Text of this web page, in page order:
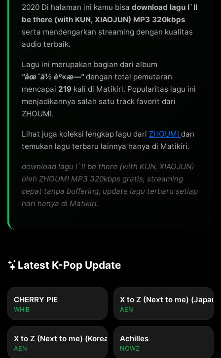
2020 Di halaman ini kamu bisa download lagu I`ll
be there (with KUN, XIAOJUN) MP3 320kbps
serta mendengarkan streaming dengan kualitas
audio terbaik.
Lagu ini merupakan bagian dari album
"åœ¨ä½ èº«æ—"dengan total pemutaran
mencapai 219 kali di Matikiri. Popularitas lagu ini
menjadikannya salah satu track favorit dari
ZHOUMI.
Lihat juga koleksi lengkap lagu dari ZHOUMI dan
temukan lagu terbaru lainnya hanya di Matikiri.
download lagu I`ll be there (with KUN, XIAOJUN)
oleh ZHOUMI MP3 320kbps gratis, streaming
cepat tanpa buffering, update lagu terbaru setiap
hari hanya di Matikiri.
Latest K-Pop Update
CHERRY PIE
WHIB
X to Z (Next to me)
AEN
X to Z (Next to me) (Korean ver.)
AEN
Achilles
NOWZ